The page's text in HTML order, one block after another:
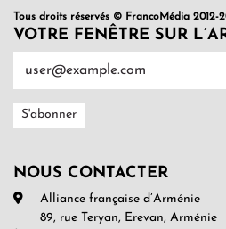
Tous droits réservés © FrancoMédia 2012-
VOTRE FENÊTRE SUR
NOUS CONTACTER
Alliance française d’Arménie
89, rue Teryan, Erevan, Arménie